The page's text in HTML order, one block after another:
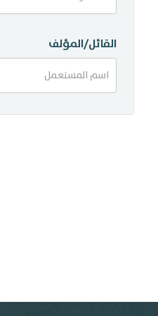
منشورات
تواصل معنا
القائل/المؤلف
اسم المستعمل